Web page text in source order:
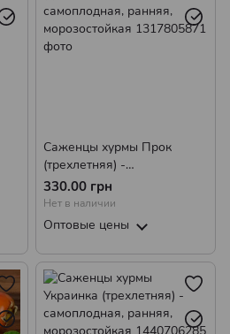
Саженцы хурмы Прок
(трехлетняя) -
самоплодная, ранняя,
морозостойкая
330.00 грн
Нет в наличии
Оптовые цены